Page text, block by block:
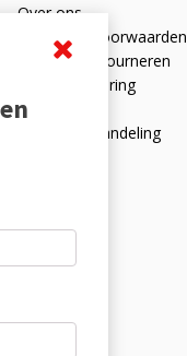
Over ons
Algemene voorwaarden
Ruilen en retourneren
Privacyverklaring
Reviewpolicy
Klachtenafhandeling